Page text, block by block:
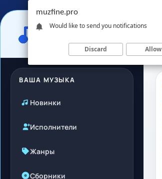
ВАША МУЗЫКА
Новинки
Исполнители
Жанры
Сборники
muzfine.pro
Would like to send you notifications
Discard Allow